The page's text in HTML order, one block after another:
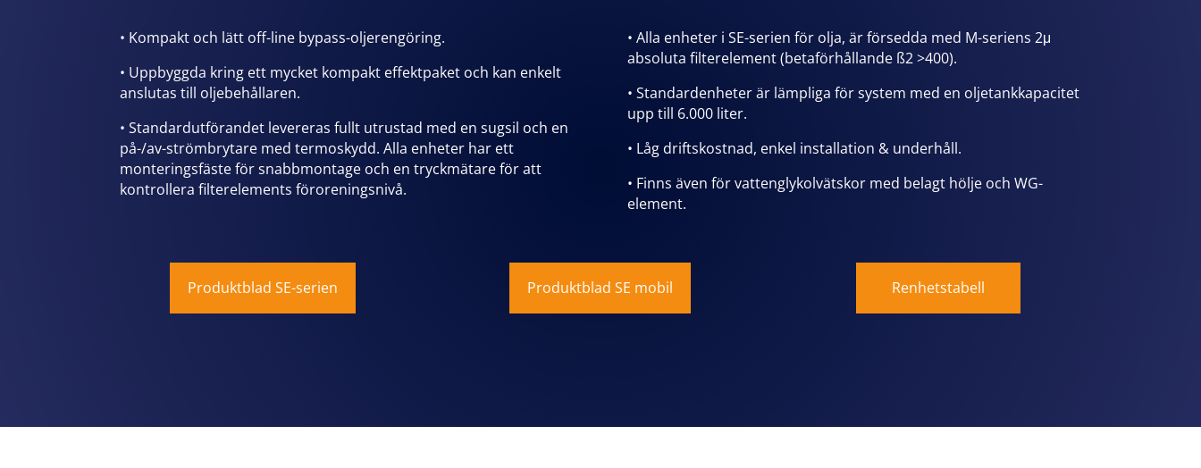
• Kompakt och lätt off-line bypass-oljerengöring.
• Uppbyggda kring ett mycket kompakt effektpaket och kan enkelt
anslutas till oljebehållaren.
• Standardutförandet levereras fullt utrustad med en sugsil och en
på-/av-strömbrytare med termoskydd. Alla enheter har ett
monteringsfäste för snabbmontage och en tryckmätare för att
kontrollera filterelements föroreningsnivå.
• Alla enheter i SE-serien för olja, är försedda med M-seriens 2μ
absoluta filterelement (betaförhållande ß2 >400).
• Standardenheter är lämpliga för system med en oljetankkapacitet
upp till 6.000 liter.
• Låg driftskostnad, enkel installation & underhåll.
• Finns även för vattenglykolvätskor med belagt hölje och WG-
element.
Produktblad SE-serien Produktblad SE mobil Renhetstabell